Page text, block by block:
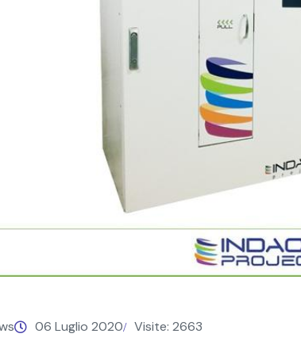
06 Luglio 2020 Visite: 2663